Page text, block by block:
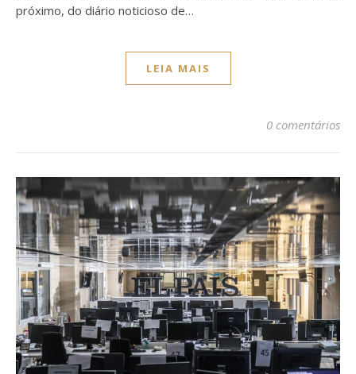
próximo, do diário noticioso de…
LEIA MAIS
0 comentários